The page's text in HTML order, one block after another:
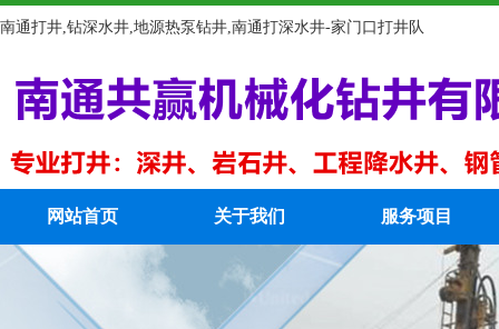
南通打井,钻深水井,地源热泵钻井,南通打深水井-家门口打井队
网站首页 关于我们 服务项目